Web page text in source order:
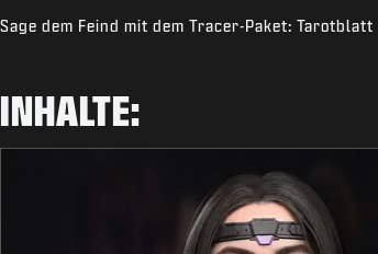
Sage dem Feind mit dem Tracer-Paket:
INHALTE: